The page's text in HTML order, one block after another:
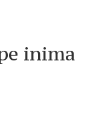
inima